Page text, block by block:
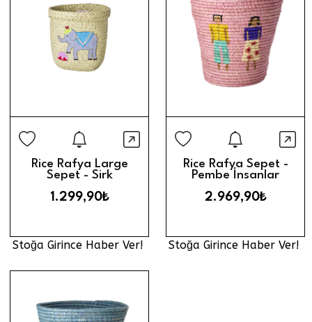
Stoğa Girince Haber Ver
Hızlı Görünüm
Rice Rafya Large
Sepet - Sirk
1.299,90₺
Stoğa Girince Haber Ver!
Stoğa
Rice Rafya Sepet -
Pembe İnsanlar
2.969,90₺
Stoğa Girince Haber Ver!